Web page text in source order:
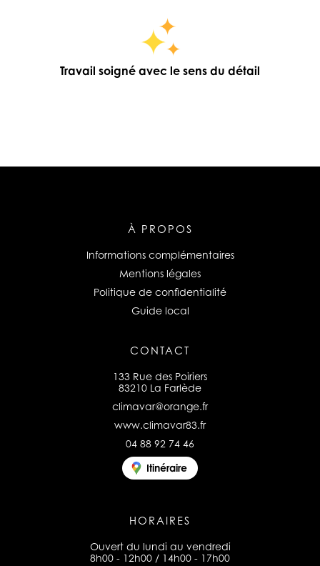
Travail soigné avec le sens du détail
À PROPOS
Informations complémentaires
Mentions légales
Politique de confidentialité
Guide local
CONTACT
133 Rue des Poiriers
83210 La Farlède
climavar@orange.fr
www.climavar83.fr
04 88 92 74 46
Itinéraire
HORAIRES
Ouvert du lundi au vendredi
8h00 - 12h00 / 14h00 - 17h00